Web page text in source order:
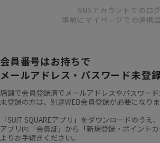
SNSアカウントでのロ
事前にマイページでの連携
会員番号はお持ちで
メールアドレス・パスワード未登
店舗で会員登録済でメールアドレスやパスワー
未登録の方は、別途WEB会員登録が必要になりま
「SUIT SQUAREアプリ」をダウンロードのうえ、
アプリ内「会員証」から「新規登録・ポイントカ
よりお手続きください。